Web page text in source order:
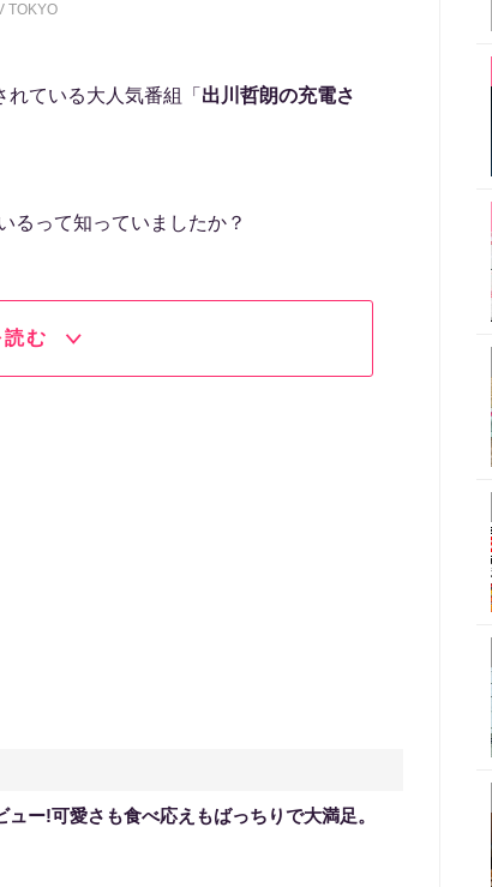
TOKYO
ている大人気番組「 出川哲朗の充電さ
るって知っていましたか？
む
ー!可愛さも食べ応えもばっちりで大満足。